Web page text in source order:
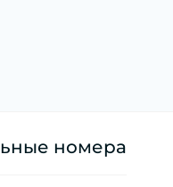
номера